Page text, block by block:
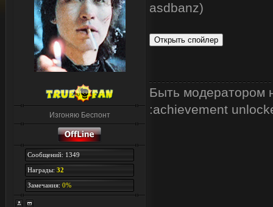
Изгоняю Беспонт
Сообщений: 1349
Награды: 32
Замечания: 0%
asdbanz)
Быть модератором
:achievement